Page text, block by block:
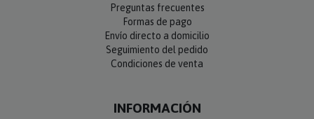
Preguntas frecuentes
Formas de pago
Envío directo a domicilio
Seguimiento del pedido
Condiciones de venta
INFORMACIÓN